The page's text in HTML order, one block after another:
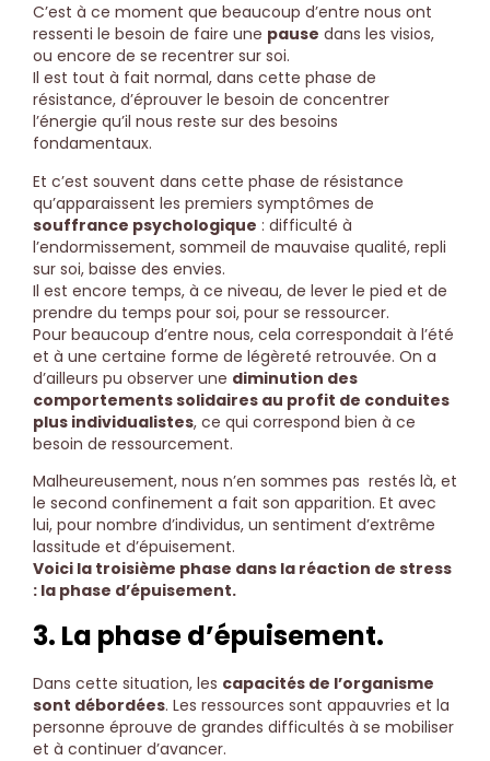
C’est à ce moment que beaucoup d’entre nous ont
ressenti le besoin de faire une pause dans les visios,
ou encore de se recentrer sur soi.
Il est tout à fait normal, dans cette phase de
résistance, d’éprouver le besoin de concentrer
l’énergie qu’il nous reste sur des besoins
fondamentaux.
Et c’est souvent dans cette phase de résistance
qu’apparaissent les premiers symptômes de
souffrance psychologique : difficulté à
l’endormissement, sommeil de mauvaise qualité, repli
sur soi, baisse des envies.
Il est encore temps, à ce niveau, de lever le pied et de
prendre du temps pour soi, pour se ressourcer.
Pour beaucoup d’entre nous, cela correspondait à l’été
et à une certaine forme de légèreté retrouvée. On a
d’ailleurs pu observer une diminution des
comportements solidaires au profit de conduites
plus individualistes, ce qui correspond bien à ce
besoin de ressourcement.
Malheureusement, nous n’en sommes pas restés là, et
le second confinement a fait son apparition. Et avec
lui, pour nombre d’individus, un sentiment d’extrême
lassitude et d’épuisement.
Voici la troisième phase dans la réaction de stress
: la phase d’épuisement.
3. La phase d’épuisement.
Dans cette situation, les capacités de l’organisme
sont débordées. Les ressources sont appauvries et la
personne éprouve de grandes difficultés à se mobiliser
et à continuer d’avancer.